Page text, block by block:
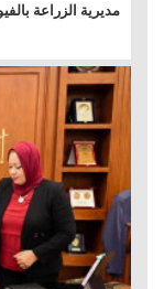
مديرية الزراعة